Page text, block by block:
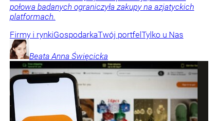
połowa badanych ograniczyła zakupy na azjatyckich
platformach.
Firmy i rynkiGospodarkaTwój portfel Tylko u Nas
Beata Anna Święcicka